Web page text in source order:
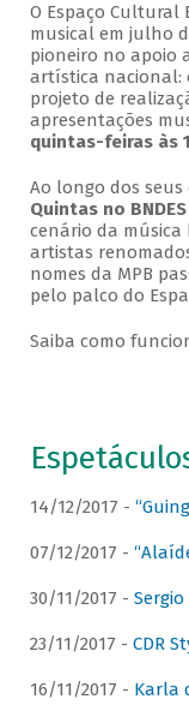
O Espaço Cultural
musical em julho
pioneiro no apoio
artística nacional:
projeto de
apresentações
quintas-feiras às
Ao longo dos seus
Quintas no BNDES
cenário da
artistas
nomes da MPB
pelo palco do
Saiba como
14/12/2017 -
07/12/2017 -
30/11/2017 -
23/11/2017 - CDR
16/11/2017 - Karla